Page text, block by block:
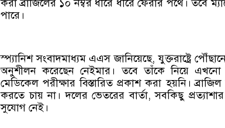
করা ব্রাজিলের ১০ নম্বর ধীরে ধীরে ফেরার পথে। তবে
পারে।
স্প্যানিশ সংবাদমাধ্যম এএস জানিয়েছে, যুক্তরাষ্ট্রে
অনুশীলন করেছেন নেইমার। তবে তাঁকে নিয়ে এখনো
মেডিকেল পরীক্ষার বিস্তারিত প্রকাশ করা হয়নি।
করতে চায় না। দলের ভেতরের বার্তা, সবকিছু
সুযোগ নেই।